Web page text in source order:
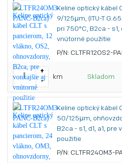
Keline optický kábel
9/125μm, (ITU-T
pri 750°C, B2ca - s1,
vnútorné použitie
P/N: CLTFR12OS2-
+
-
km Skladom
Keline optický kábel
50/125μm,
B2ca - s1, d1, a1,
použitie
P/N: CLTFR24OM3-